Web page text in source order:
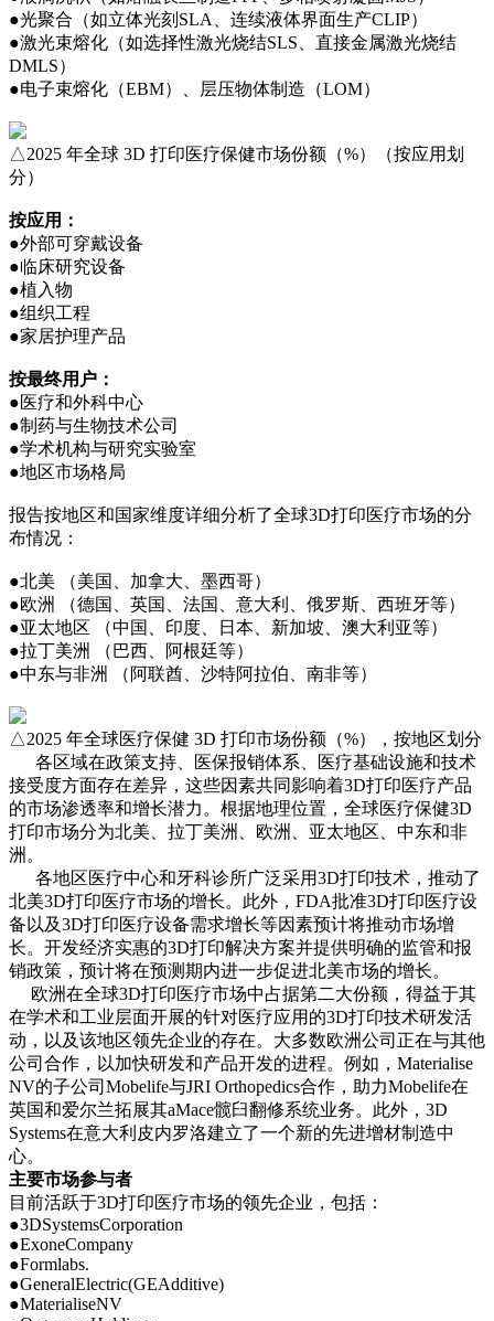
●光聚合（如立体光刻SLA、连续液体界面生产CLIP）
●激光束熔化（如选择性激光烧结SLS、直接金属激光烧结
DMLS）
●电子束熔化（EBM）、层压物体制造（LOM）
△2025 年全球 3D 打印医疗保健市场份额（%）（按应用划
分）
按应用：
●外部可穿戴设备
●临床研究设备
●植入物
●组织工程
●家居护理产品
按最终用户：
●医疗和外科中心
●制药与生物技术公司
●学术机构与研究实验室
●地区市场格局
报告按地区和国家维度详细分析了全球3D打印医疗市场的分
布情况：
●北美 （美国、加拿大、墨西哥）
●欧洲 （德国、英国、法国、意大利、俄罗斯、西班牙等）
●亚太地区 （中国、印度、日本、新加坡、澳大利亚等）
●拉丁美洲 （巴西、阿根廷等）
●中东与非洲 （阿联酋、沙特阿拉伯、南非等）
△2025 年全球医疗保健 3D 打印市场份额（%），按地区划分
各区域在政策支持、医保报销体系、医疗基础设施和技术
接受度方面存在差异，这些因素共同影响着3D打印医疗产品
的市场渗透率和增长潜力。根据地理位置，全球医疗保健3D
打印市场分为北美、拉丁美洲、欧洲、亚太地区、中东和非
洲。
各地区医疗中心和牙科诊所广泛采用3D打印技术，推动了
北美3D打印医疗市场的增长。此外，FDA批准3D打印医疗设
备以及3D打印医疗设备需求增长等因素预计将推动市场增
长。开发经济实惠的3D打印解决方案并提供明确的监管和报
销政策，预计将在预测期内进一步促进北美市场的增长。
欧洲在全球3D打印医疗市场中占据第二大份额，得益于其
在学术和工业层面开展的针对医疗应用的3D打印技术研发活
动，以及该地区领先企业的存在。大多数欧洲公司正在与其他
公司合作，以加快研发和产品开发的进程。例如，Materialise
NV的子公司Mobelife与JRI Orthopedics合作，助力Mobelife在
英国和爱尔兰拓展其aMace髋臼翻修系统业务。此外，3D
Systems在意大利皮内罗洛建立了一个新的先进增材制造中
心。
主要市场参与者
目前活跃于3D打印医疗市场的领先企业，包括：
●3DSystemsCorporation
●ExoneCompany
●Formlabs.
●GeneralElectric(GEAdditive)
●MaterialiseNV